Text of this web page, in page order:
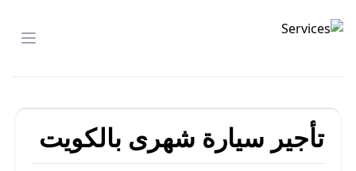
شركة الصدارة
تأجير سيارة شهرى بالكويت